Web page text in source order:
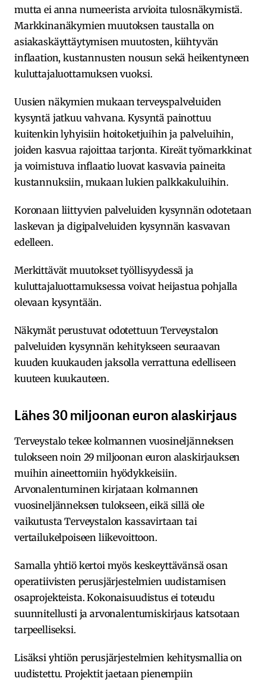
mutta ei anna numeerista arvioita tulosnäkymistä.
Markkinanäkymien muutoksen taustalla on
asiakaskäyttäytymisen muutosten, kiihtyvän
inflaation, kustannusten nousun sekä heikentyneen
kuluttajaluottamuksen vuoksi.
Uusien näkymien mukaan terveyspalveluiden
kysyntä jatkuu vahvana. Kysyntä painottuu
kuitenkin lyhyisiin hoitoketjuihin ja palveluihin,
joiden kasvua rajoittaa tarjonta. Kireät työmarkkinat
ja voimistuva inflaatio luovat kasvavia paineita
kustannuksiin, mukaan lukien palkkakuluihin.
Koronaan liittyvien palveluiden kysynnän odotetaan
laskevan ja digipalveluiden kysynnän kasvavan
edelleen.
Merkittävät muutokset työllisyydessä ja
kuluttajaluottamuksessa voivat heijastua pohjalla
olevaan kysyntään.
Näkymät perustuvat odotettuun Terveystalon
palveluiden kysynnän kehitykseen seuraavan
kuuden kuukauden jaksolla verrattuna edelliseen
kuuteen kuukauteen.
Lähes 30 miljoonan euron alaskirjaus
Terveystalo tekee kolmannen vuosineljänneksen
tulokseen noin 29 miljoonan euron alaskirjauksen
muihin aineettomiin hyödykkeisiin.
Arvonalentuminen kirjataan kolmannen
vuosineljänneksen tulokseen, eikä sillä ole
vaikutusta Terveystalon kassavirtaan tai
vertailukelpoiseen liikevoittoon.
Samalla yhtiö kertoi myös keskeyttävänsä osan
operatiivisten perusjärjestelmien uudistamisen
osaprojekteista. Kokonaisuudistus ei toteudu
suunnitellusti ja arvonalentumiskirjaus katsotaan
tarpeelliseksi.
Lisäksi yhtiön perusjärjestelmien kehitysmallia on
uudistettu. Projektit jaetaan pienempiin